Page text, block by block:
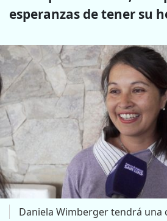
esperanzas de tener su
Daniela Wimberger tendrá una